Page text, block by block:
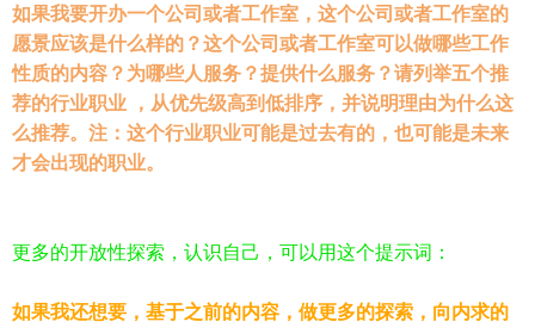
如果我要开办一个公司或者工作室，这个公司或者工作室的
愿景应该是什么样的？这个公司或者工作室可以做哪些工作
性质的内容？为哪些人服务？提供什么服务？请列举五个推
荐的行业职业 ，从优先级高到低排序，并说明理由为什么这
么推荐。注：这个行业职业可能是过去有的，也可能是未来
才会出现的职业。
更多的开放性探索，认识自己，可以用这个提示词：
如果我还想要，基于之前的内容，做更多的探索，向内求的